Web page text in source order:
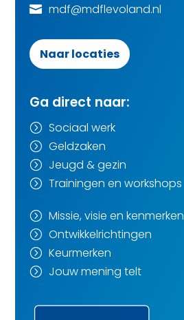
 mdf@mdflevoland.nl
Naar locaties
Ga direct naar:
= Sociaal werk
= Geldzaken
= Jeugd & gezin
= Trainingen en workshops
= Missie, visie en kenmerken
= Ontwikkelrichtingen
= Keurmerken
= Jouw mening telt